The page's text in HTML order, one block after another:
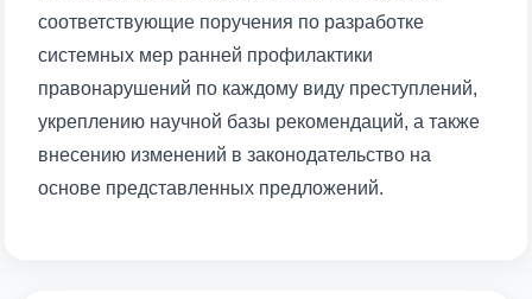
отправить
соответствующие поручения по разработке
системных мер ранней профилактики
правонарушений по каждому виду преступлений,
укреплению научной базы рекомендаций, а также
внесению изменений в законодательство на
основе представленных предложений.